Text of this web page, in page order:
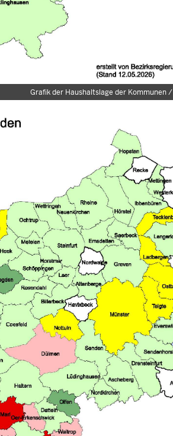
Grafik der Haushaltslage der Kommunen /